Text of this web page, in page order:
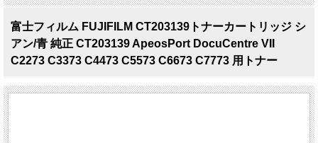
富士フィルム FUJIFILM CT203139トナーカートリッジ シ
アン/青 純正 CT203139 ApeosPort DocuCentre VII
C2273 C3373 C4473 C5573 C6673 C7773 用トナー